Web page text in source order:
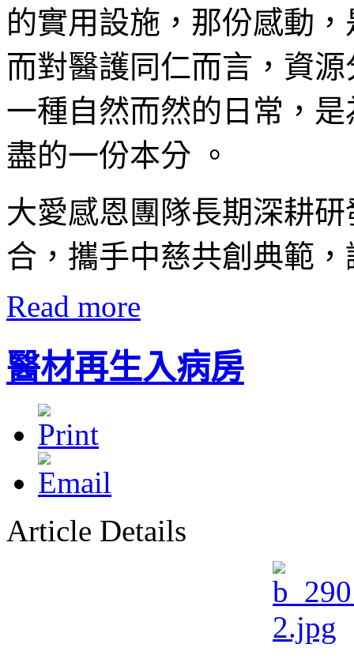
的實用設施，那份感動
而對醫護同仁而言，資
一種自然而然的日常，
盡的一份本分 。
大愛感恩團隊長期深耕
合，攜手中慈共創典範
Read more
醫材再生入病房
Article Details